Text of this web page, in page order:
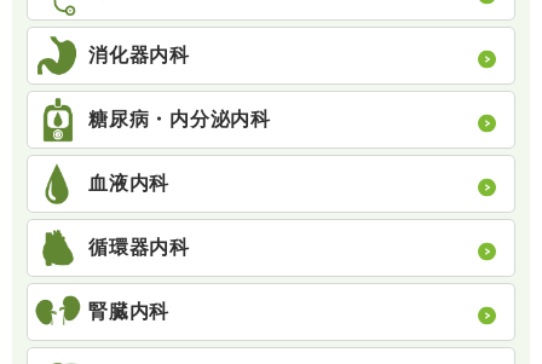
消化器内科
糖尿病・内分泌内科
血液内科
循環器内科
腎臓内科